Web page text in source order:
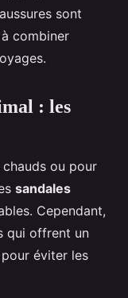
sont
combiner
: les
ou pour
sandales
Cependant,
qui offrent un
éviter les